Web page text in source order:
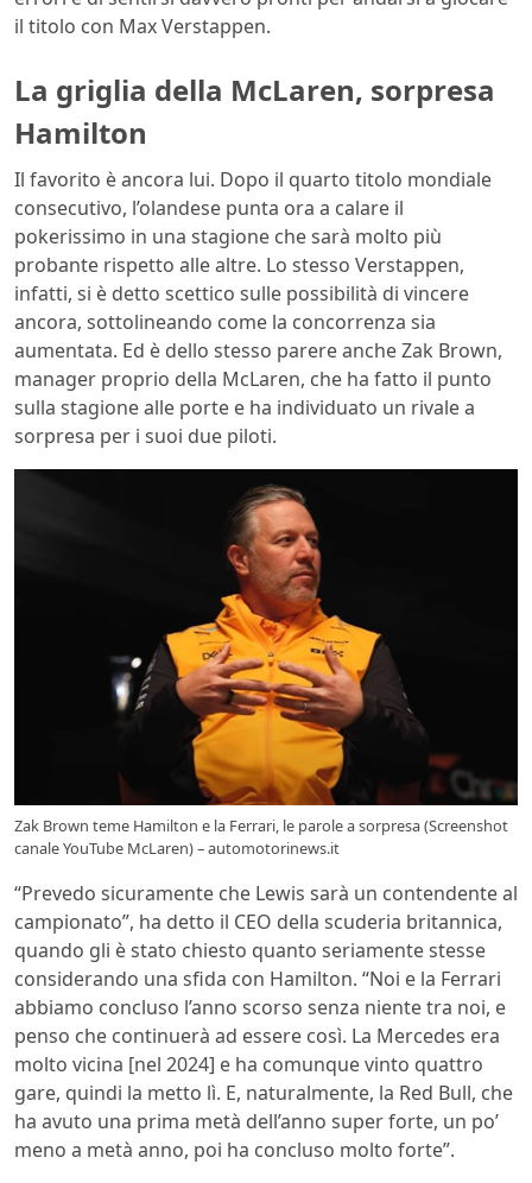
il titolo con Max Verstappen.
La griglia della McLaren, sorpresa
Hamilton
Il favorito è ancora lui. Dopo il quarto titolo mondiale
consecutivo, l’olandese punta ora a calare il
pokerissimo in una stagione che sarà molto più
probante rispetto alle altre. Lo stesso Verstappen,
infatti, si è detto scettico sulle possibilità di vincere
ancora, sottolineando come la concorrenza sia
aumentata. Ed è dello stesso parere anche Zak Brown,
manager proprio della McLaren, che ha fatto il punto
sulla stagione alle porte e ha individuato un rivale a
sorpresa per i suoi due piloti.
Zak Brown teme Hamilton e la Ferrari, le parole a sorpresa (Screenshot
canale YouTube McLaren) – automotorinews.it
“Prevedo sicuramente che Lewis sarà un contendente al
campionato”, ha detto il CEO della scuderia britannica,
quando gli è stato chiesto quanto seriamente stesse
considerando una sfida con Hamilton. “Noi e la Ferrari
abbiamo concluso l’anno scorso senza niente tra noi, e
penso che continuerà ad essere così. La Mercedes era
molto vicina [nel 2024] e ha comunque vinto quattro
gare, quindi la metto lì. E, naturalmente, la Red Bull, che
ha avuto una prima metà dell’anno super forte, un po’
meno a metà anno, poi ha concluso molto forte”.